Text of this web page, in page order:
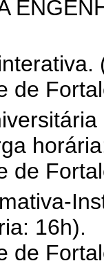
de
de
16h).
de